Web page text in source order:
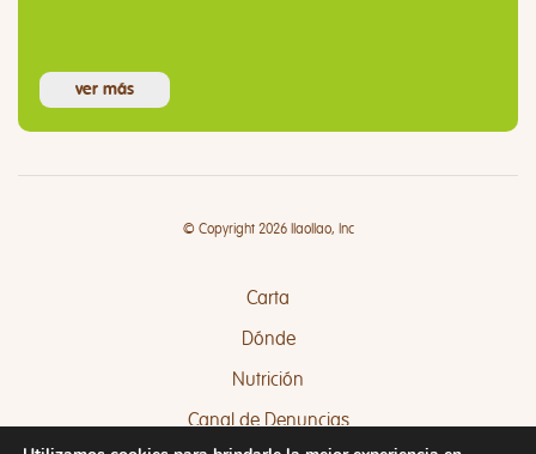
ver más
© Copyright 2026 llaollao, Inc
Carta
Dónde
Nutrición
Canal de Denuncias